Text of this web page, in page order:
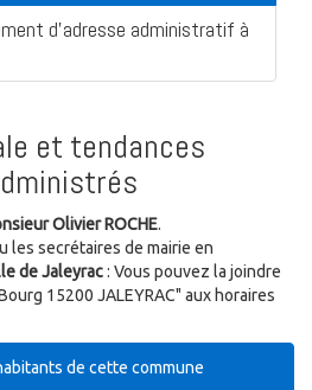
d'adresse administratif à
et tendances
Olivier ROCHE.
les secrétaires de mairie en
de Jaleyrac: Vous pouvez la joindre
15200 JALEYRAC" aux horaires
de cette commune